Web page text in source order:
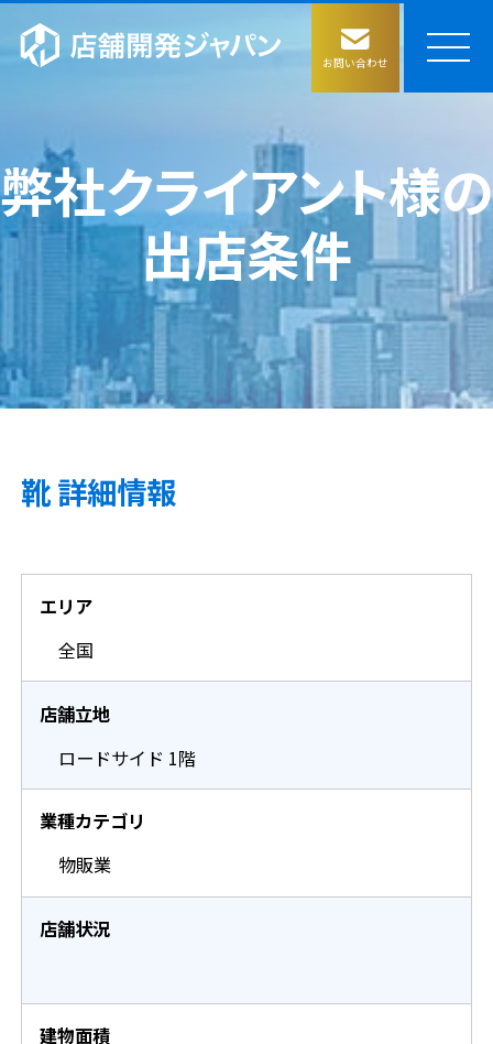
お問い合わせ
サービス
物件評価の仕組み構築
物件情報収集
コラム
会社情報
ごあいさつ
会社概要
仲介業者様へ
弊社クライアント様の
出店条件
靴 詳細情報
エリア
全国
店舗立地
ロードサイド 1階
業種カテゴリ
物販業
店舗状況
建物面積